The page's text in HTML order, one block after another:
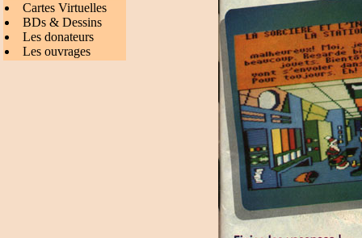
Cartes Virtuelles
BDs & Dessins
Les donateurs
Les ouvrages